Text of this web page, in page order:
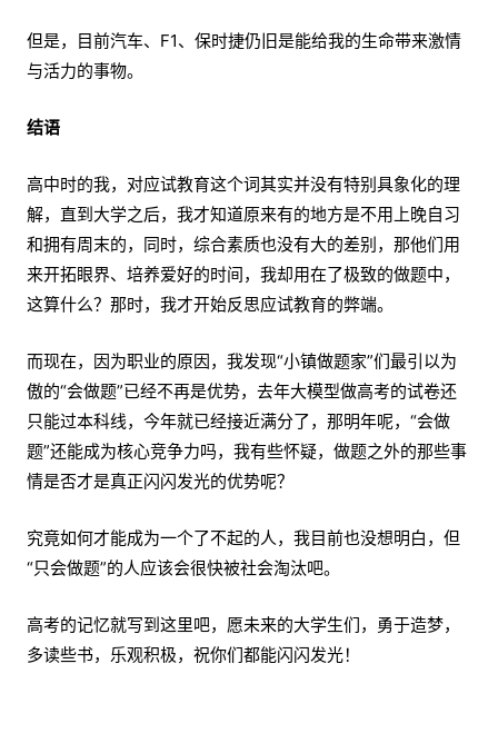
但是，目前汽车、F1、保时捷仍旧是能给我的生命带来激情
与活力的事物。
结语
高中时的我，对应试教育这个词其实并没有特别具象化的理
解，直到大学之后，我才知道原来有的地方是不用上晚自习
和拥有周末的，同时，综合素质也没有大的差别，那他们用
来开拓眼界、培养爱好的时间，我却用在了极致的做题中，
这算什么？那时，我才开始反思应试教育的弊端。
而现在，因为职业的原因，我发现“小镇做题家”们最引以为
傲的“会做题”已经不再是优势，去年大模型做高考的试卷还
只能过本科线，今年就已经接近满分了，那明年呢，“会做
题”还能成为核心竞争力吗，我有些怀疑，做题之外的那些事
情是否才是真正闪闪发光的优势呢？
究竟如何才能成为一个了不起的人，我目前也没想明白，但
“只会做题”的人应该会很快被社会淘汰吧。
高考的记忆就写到这里吧，愿未来的大学生们，勇于造梦，
多读些书，乐观积极，祝你们都能闪闪发光！